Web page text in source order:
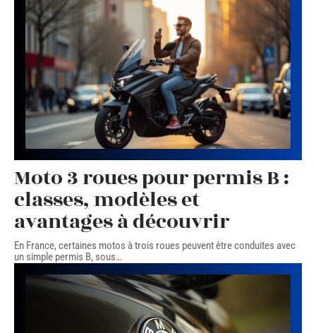
Moto 3 roues pour permis B :
classes, modèles et
avantages à découvrir
En France, certaines motos à trois roues peuvent être conduites avec
un simple permis B, sous…